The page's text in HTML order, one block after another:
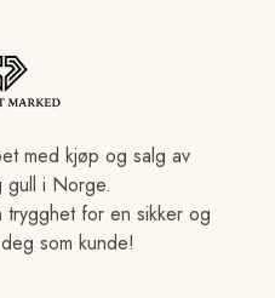
med kjøp og salg av
gull i Norge.
for en sikker og
som kunde!